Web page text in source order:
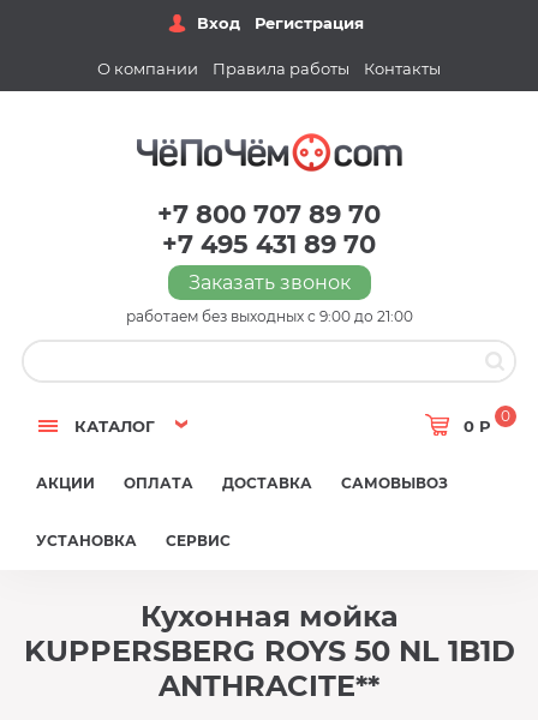
Вход Регистрация
О компании Правила работы Контакты
+7 800 707 89 70
+7 495 431 89 70
Заказать звонок
работаем без выходных с 9:00 до 21:00
КАТАЛОГ 0 Р
0
АКЦИИ ОПЛАТА ДОСТАВКА САМОВЫВОЗ
УСТАНОВКА СЕРВИС
Кухонная мойка
KUPPERSBERG ROYS 50 NL 1B1D
ANTHRACITE**